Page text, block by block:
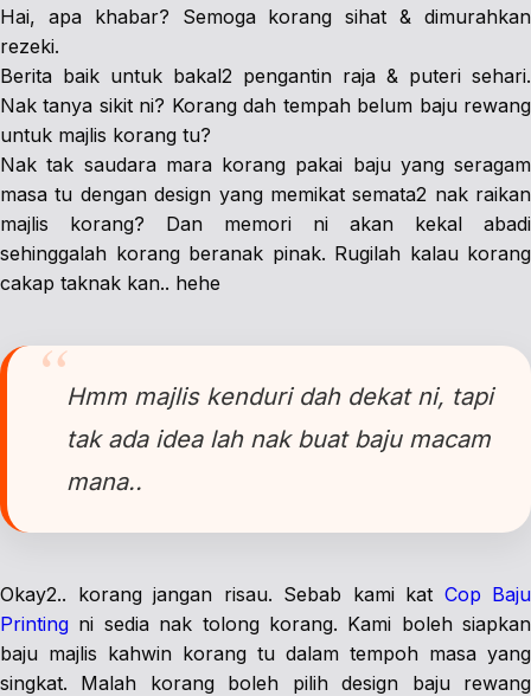
Hai, apa khabar? Semoga korang sihat & dimurahkan
rezeki.
Berita baik untuk bakal2 pengantin raja & puteri sehari.
Nak tanya sikit ni? Korang dah tempah belum baju rewang
untuk majlis korang tu?
Nak tak saudara mara korang pakai baju yang seragam
masa tu dengan design yang memikat semata2 nak raikan
majlis korang? Dan memori ni akan kekal abadi
sehinggalah korang beranak pinak. Rugilah kalau korang
cakap taknak kan.. hehe
Hmm majlis kenduri dah dekat ni, tapi
tak ada idea lah nak buat baju macam
mana..
Okay2.. korang jangan risau. Sebab kami kat Cop Baju
Printing ni sedia nak tolong korang. Kami boleh siapkan
baju majlis kahwin korang tu dalam tempoh masa yang
singkat. Malah korang boleh pilih design baju rewang